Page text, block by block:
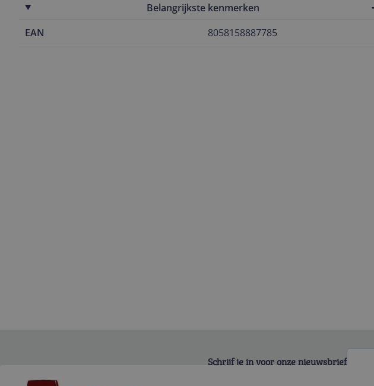
Belangrijkste kenmerken
EAN
8058158887785
Schrijf je in voor onze nieuwsbrief